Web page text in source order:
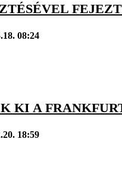
08:24
KI A
18:59